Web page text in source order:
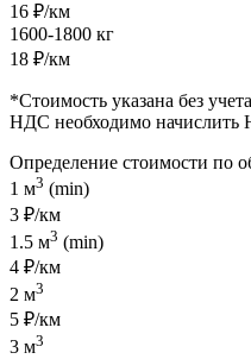
16 ₽/км
1600-1800 кг
18 ₽/км
*Стоимость указана без
НДС необходимо начислить
Определение стоимости по
1 м3 (min)
3 ₽/км
1.5 м3 (min)
4 ₽/км
2 м3
5 ₽/км
3 м3